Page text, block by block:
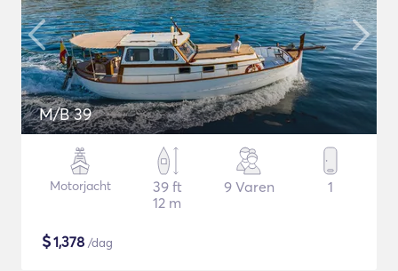
M/B 39
Motorjacht
39 ft
12 m
9 Varen 1
$1,378 /dag